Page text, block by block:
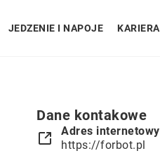
JEDZENIE I NAPOJE KARIERA
Dane kontakowe
Adres internetowy
https://forbot.pl